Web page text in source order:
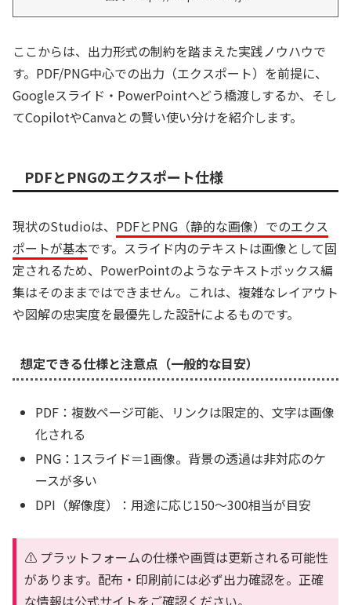
ここからは、出力形式の制約を踏まえた実践ノウハウで
す。PDF/PNG中心での出力（エクスポート）を前提に、
Googleスライド・PowerPointへどう橋渡しするか、そし
てCopilotやCanvaとの賢い使い分けを紹介します。
PDFとPNGのエクスポート仕様
現状のStudioは、 PDFとPNG（静的な画像）でのエクス
ポートが基本です。スライド内のテキストは画像として固
定されるため、PowerPointのようなテキストボックス編
集はそのままではできません。これは、複雑なレイアウト
や図解の忠実度を最優先した設計によるものです。
想定できる仕様と注意点（一般的な目安）
PDF：複数ページ可能、リンクは限定的、文字は画像
化される
PNG：1スライド＝1画像。背景の透過は非対応のケ
ースが多い
DPI（解像度）：用途に応じ150〜300相当が目安
⚠️ プラットフォームの仕様や画質は更新される可能性
があります。配布・印刷前には必ず出力確認を。正確